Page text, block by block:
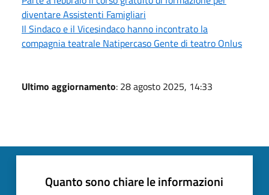
diventare Assistenti Famigliari
Il Sindaco e il Vicesindaco hanno incontrato la
compagnia teatrale Natipercaso Gente di teatro Onlus
Ultimo aggiornamento: 28 agosto 2025, 14:33
Quanto sono chiare le informazioni